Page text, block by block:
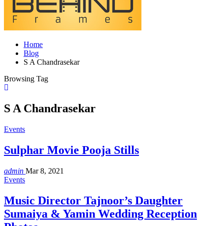
Home
Blog
S A Chandrasekar
Browsing Tag
S A Chandrasekar
Events
Sulphar Movie Pooja Stills
admin Mar 8, 2021
Events
Music Director Tajnoor’s Daughter
Sumaiya & Yamin Wedding Reception